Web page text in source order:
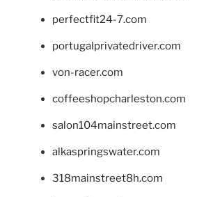
perfectfit24-7.com
portugalprivatedriver.com
von-racer.com
coffeeshopcharleston.com
salon104mainstreet.com
alkaspringswater.com
318mainstreet8h.com